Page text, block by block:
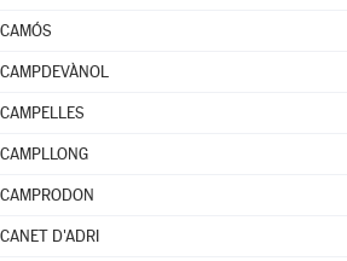
CAMÓS
CAMPDEVÀNOL
CAMPELLES
CAMPLLONG
CAMPRODON
CANET D'ADRI